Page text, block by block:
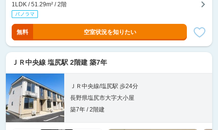
1LDK / 51.29m² / 2階
無料 空室状況を知りたい
ＪＲ中央線 塩尻駅 2階建 築7年
ＪＲ中央線/塩尻駅 歩24分
長野県塩尻市大字大小屋
築7年 / 2階建